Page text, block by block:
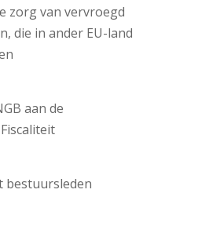
zorg van vervroegd
die in ander EU-land
aan de
bestuursleden